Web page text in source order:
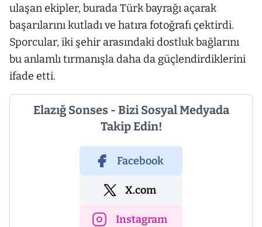
ulaşan ekipler, burada Türk bayrağı açarak
başarılarını kutladı ve hatıra fotoğrafı çektirdi.
Sporcular, iki şehir arasındaki dostluk bağlarını
bu anlamlı tırmanışla daha da güçlendirdiklerini
ifade etti.
Elazığ Sonses - Bizi Sosyal Medyada
Takip Edin!
Facebook
X.com
Instagram